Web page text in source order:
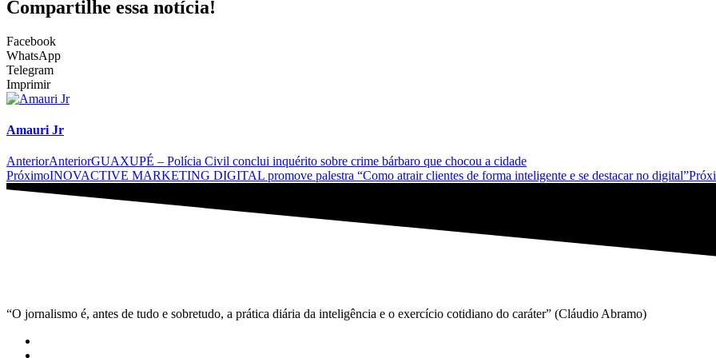
Compartilhe essa notícia!
Facebook
WhatsApp
Telegram
Imprimir
Amauri Jr
AnteriorAnteriorGUAXUPÉ – Polícia Civil conclui inquérito sobre crime bárbaro que chocou a cidade
PróximoINOVACTIVE MARKETING DIGITAL promove palestra “Como atrair clientes de forma inteligente e se destacar no digital”
“O jornalismo é, antes de tudo e sobretudo, a prática diária da inteligência e o exercício cotidiano do caráter” (Cláudio Abramo)